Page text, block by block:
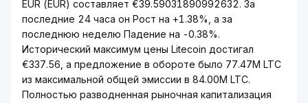
EUR (EUR) составляет €39.59031890992632. За
последние 24 часа он Рост на +1.38%, а за
последнюю неделю Падение на -0.38%.
Исторический максимум цены Litecoin достигал
€337.56, а предложение в обороте было 77.47M LTC
из максимальной общей эмиссии в 84.00M LTC.
Полностью разводненная рыночная капитализация